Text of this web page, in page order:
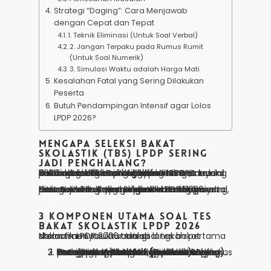
Strategi “Daging”: Cara Menjawab
dengan Cepat dan Tepat
1. Teknik Eliminasi (Untuk Soal Verbal)
2. Jangan Terpaku pada Rumus Rumit
(Untuk Soal Numerik)
3. Simulasi Waktu adalah Harga Mati
Kesalahan Fatal yang Sering Dilakukan
Peserta
Butuh Pendampingan Intensif agar Lolos
LPDP 2026?
Mengapa Seleksi Bakat
Skolastik (TBS) LPDP Sering
Jadi Penghalang?
Seleksi Soal Tes Bakat Skolastik LPDP 2026 adalah tahap awal yang sangat krusial dalam pendaftaran beasiswa LPDP. Banyak kandidat dengan profil akademik cemerlang justru gugur di sini. Mengapa? Karena tes ini bukan sekadar menguji kecerdasan, melainkanefisiensi kognitif.
Dalam waktu yang sangat terbatas, peserta dituntut untuk menyelesaikan berbagai jenis Soal Tes Bakat Skolastik LPDP 2026 yang menguji kemampuan penalaran logis, verbal, dan numerik. Artikel ini akan membahas tuntas strategi yang digunakan oleh para
awardeeuntuk menembus skor aman.
3 Komponen Utama Soal Tes
Bakat Skolastik LPDP 2026
Memahami struktur tes soal tes bakat skolastik LPDP 2026 adalah langkah pertama dalam menyusun strategi:
Penalaran Verbal:
Menguji kemampuan memahami paragraf, menarik kesimpulan, dan mengenali hubungan antarkata.
Penalaran Kuantitatif (Numerik):
Berfokus pada logika matematika, deret angka, dan interpretasi data (bukan sekadar menghitung).
Pemecahan Masalah (Problem Solving):
Menguji cara berpikir logis dalam menghadapi skenario permasalahan tertentu.